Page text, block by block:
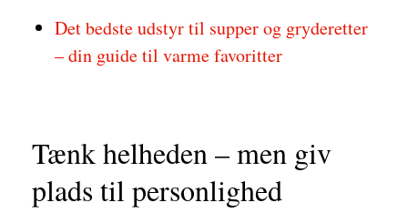
Det bedste udstyr til supper og gryderetter
– din guide til varme favoritter
Tænk helheden – men giv
plads til personlighed